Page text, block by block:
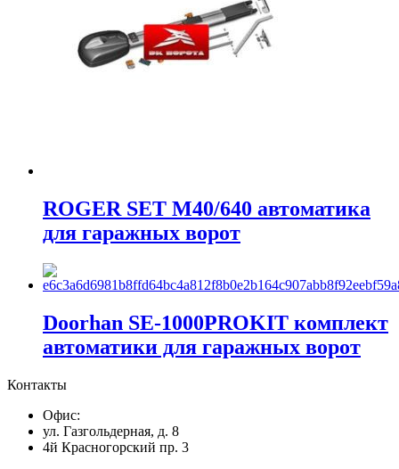
ROGER SET M40/640 автоматика
для гаражных ворот
Doorhan SE-1000PROKIT комплект
автоматики для гаражных ворот
Контакты
Офис:
ул. Газгольдерная, д. 8
4й Красногорский пр. 3